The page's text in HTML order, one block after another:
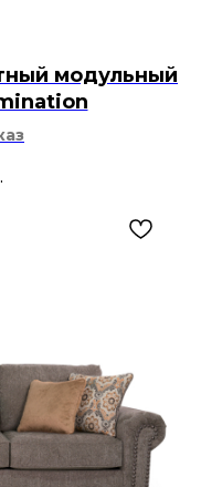
модульный